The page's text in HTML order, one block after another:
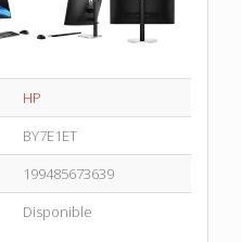
HP
BY7E1ET
199485673639
Disponible